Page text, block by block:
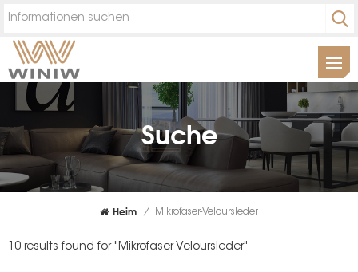
Suche
Heim / Mikrofaser-Veloursleder
10 results found for "Mikrofaser-Veloursleder"